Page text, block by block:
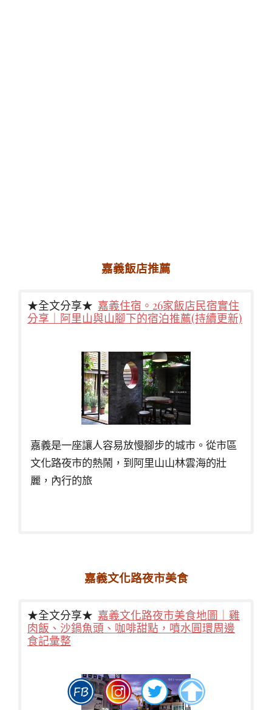
嘉義飯店推薦
★全文分享★ 嘉義住宿。26家飯店民宿實住
分享｜阿里山與山腳下的宿泊推薦(持續更新)
嘉義是一座讓人容易放慢腳步的城市。從市區
文化路夜市的熱鬧，到阿里山山林雲海的壯
麗，內行的旅
嘉義文化路夜市美食
★全文分享★ 嘉義文化路夜市美食地圖｜雞
肉飯、沙鍋魚頭、咖啡甜點，噴水圓環周邊
食記彙整